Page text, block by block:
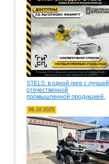
STELS: в одной лиге с лучшей
отечественной
промышленной продукцией.
06.10.2025